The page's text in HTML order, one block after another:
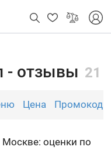
- отзывы 21
Цена Промокоды
оценки по